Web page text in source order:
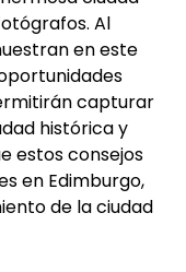
Al
en este
capturar
histórica y
estos consejos
en Edimburgo,
de la ciudad